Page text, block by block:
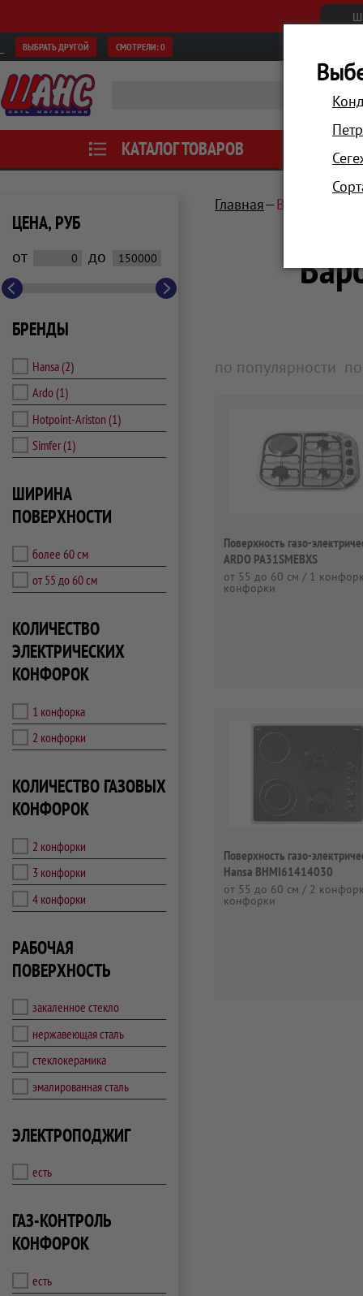
ВЫБРАТЬ ДРУГОЙ СМОТРЕЛИ:0
КАТАЛОГ ТОВАРОВ АКЦИИ
ЦЕНА, РУБ
от до
БРЕНДЫ
Hansa(2)
Ardo(1)
Hotpoint-Ariston (1)
Simfer(1)
ШИРИНА
ПОВЕРХНОСТИ
более 60 см
от 55 до 60 см
КОЛИЧЕСТВО
ЭЛЕКТРИЧЕСКИХ
КОНФОРОК
1 конфорка
2 конфорки
КОЛИЧЕСТВО ГАЗОВЫХ
КОНФОРОК
2 конфорки
3 конфорки
4 конфорки
РАБОЧАЯ
ПОВЕРХНОСТЬ
закаленное стекло
нержавеющая сталь
стеклокерамика
эмалированная сталь
ЭЛЕКТРОПОДЖИГ
есть
ГАЗ-КОНТРОЛЬ
КОНФОРОК
есть
Главная
по популярности
Поверхность газо-
ARDO PA31SMEBXS
от 55 до 60 см / 1
конфорки
Поверхность газо-
Hansa BHMI61414030
от 55 до 60 см / 2
конфорки